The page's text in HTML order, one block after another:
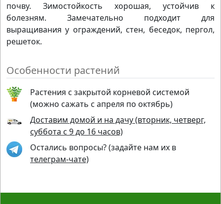
почву. Зимостойкость хорошая, устойчив к
болезням. Замечательно подходит для
выращивания у ограждений, стен, беседок, пергол,
решеток.
Особенности растений
Растения с закрытой корневой системой
(можно сажать с апреля по октябрь)
Доставим домой и на дачу (вторник, четверг,
суббота с 9 до 16 часов)
Остались вопросы? (задайте нам их в
телеграм-чате)